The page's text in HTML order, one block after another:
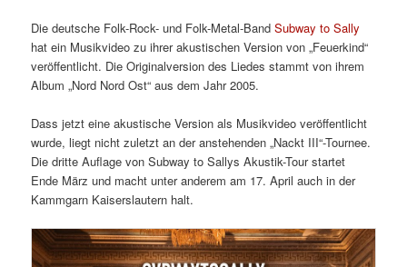
Die deutsche Folk-Rock- und Folk-Metal-BandSubway to Sally
hat ein Musikvideo zu ihrer akustischen Version von „Feuerkind“
veröffentlicht. Die Originalversion des Liedes stammt von ihrem
Album „Nord Nord Ost“ aus dem Jahr 2005.
Dass jetzt eine akustische Version als Musikvideo veröffentlicht
wurde, liegt nicht zuletzt an der anstehenden „Nackt III“-Tournee.
Die dritte Auflage von Subway to Sallys Akustik-Tour startet
Ende März und macht unter anderem am 17. April auch in der
Kammgarn Kaiserslautern halt.